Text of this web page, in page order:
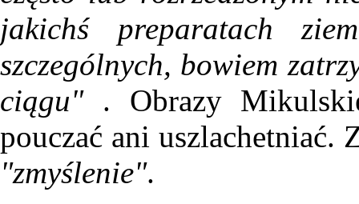
jakichś preparatach
szczególnych, bowiem
ciągu". Obrazy
pouczać ani uszlachetniać.
"zmyślenie".